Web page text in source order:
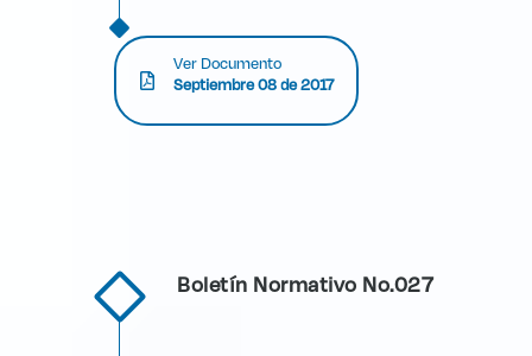
Ver Documento
Septiembre 08 de 2017
Boletín Normativo No.027